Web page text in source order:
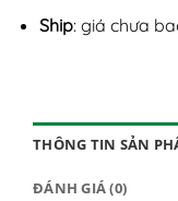
Ship: giá chưa
THÔNG TIN SẢN
ĐÁNH GIÁ (0)